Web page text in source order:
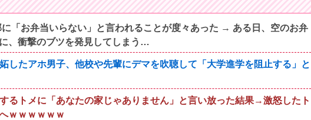
に「お弁当いらない」と言われることが度々あった → ある日、空のお弁
、衝撃のブツを発見してしまう…
したアホ男子、他校や先輩にデマを吹聴して「大学進学を阻止する」と
るトメに「あなたの家じゃありません」と言い放った結果→激怒したト
ｗｗｗｗｗｗ